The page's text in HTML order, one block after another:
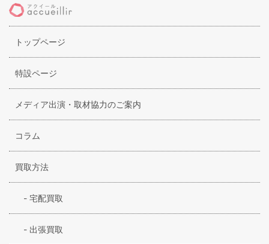
いえ、ラインナップは広くちょっとしたお出かけ、レストラ
ンでの食事などにも使えるフォーマルでエレガントなアイテ
ムもリリース、シンプルながら非常に洗練されたシルエット
を提示することもできるのです。株式会社金万からは他にも
ハリス・グレース、また海外のブランドも扱っています。
トップページ
特設ページ
メディア出演・取材協力のご案内
コラム
買取方法
- 宅配買取
- 出張買取